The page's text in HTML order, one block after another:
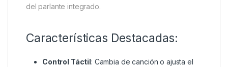
del parlante integrado.
Características Destacadas:
Control Táctil: Cambia de canción o ajusta el